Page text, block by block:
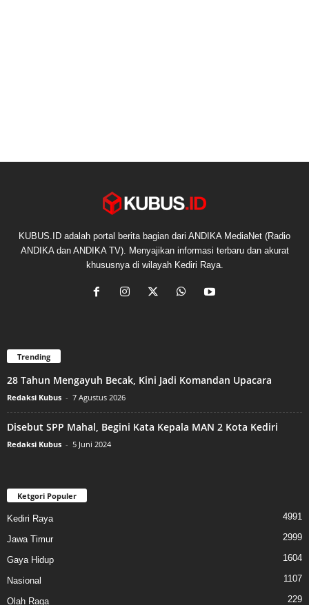
KUBUS.ID adalah portal berita bagian dari ANDIKA MediaNet (Radio
ANDIKA dan ANDIKA TV). Menyajikan informasi terbaru dan akurat
khususnya di wilayah Kediri Raya.
Trending
28 Tahun Mengayuh Becak, Kini Jadi Komandan Upacara
Redaksi Kubus - 7 Agustus 2026
Disebut SPP Mahal, Begini Kata Kepala MAN 2 Kota Kediri
Redaksi Kubus - 5 Juni 2024
Ketgori Populer
Kediri Raya 4991
Jawa Timur 2999
Gaya Hidup 1604
Nasional 1107
Olah Raga 229